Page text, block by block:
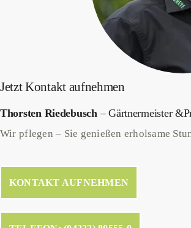
Jetzt Kontakt aufnehmen
Thorsten Riedebusch – Gärtnermeister
Wir pflegen – Sie genießen erholsame
KONTAKT AUFNEHMEN